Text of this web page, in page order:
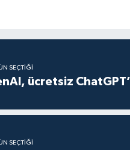
SEÇTIĞI
ücretsiz
SEÇTIĞI